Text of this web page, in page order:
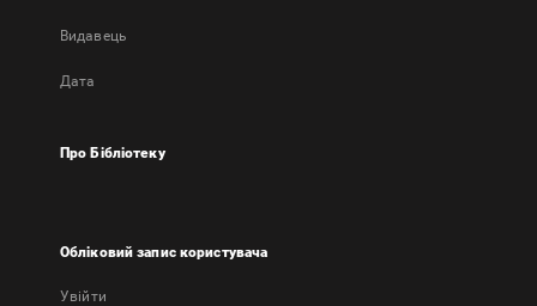
Видавець
Дата
Про Бібліотеку
Обліковий запис користувача
Увійти